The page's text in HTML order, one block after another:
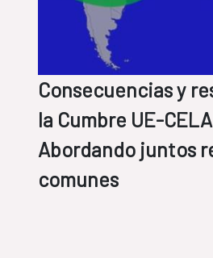
Consecuencias y
la Cumbre UE-
Abordando juntos
comunes